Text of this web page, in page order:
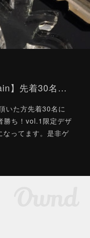
vol.1 novelty【90’s keychain】先着30名プレゼント
いた方先着30名に
ち！vol.1限定デザ
なってます。是非ゲ